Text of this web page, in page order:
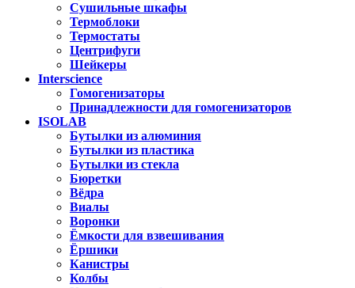
Сушильные шкафы
Термоблоки
Термостаты
Центрифуги
Шейкеры
Interscience
Гомогенизаторы
Принадлежности для гомогенизаторов
ISOLAB
Бутылки из алюминия
Бутылки из пластика
Бутылки из стекла
Бюретки
Вёдра
Виалы
Воронки
Ёмкости для взвешивания
Ёршики
Канистры
Колбы